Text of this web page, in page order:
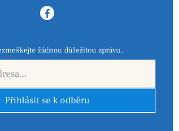
žádnou důležitou zprávu.
Přihlásit se k odběru